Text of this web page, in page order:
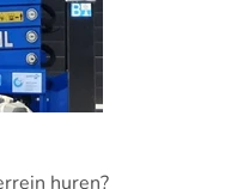
huren?